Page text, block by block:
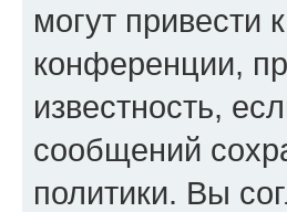
могут
конференции,
известность,
сообщений
политики. Вы